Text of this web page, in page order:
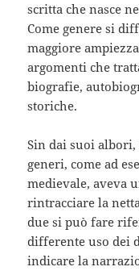
scritta che nasce
Come genere si
maggiore
argomenti che
biografie,
storiche.
Sin dai suoi
generi, come ad
medievale, aveva
rintracciare la
due si può fare
differente uso dei
indicare la